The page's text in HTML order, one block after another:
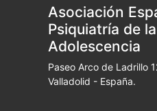
Asociación
Psiquiatría de
Adolescencia
Paseo Arco de Ladrillo
Valladolid - España.